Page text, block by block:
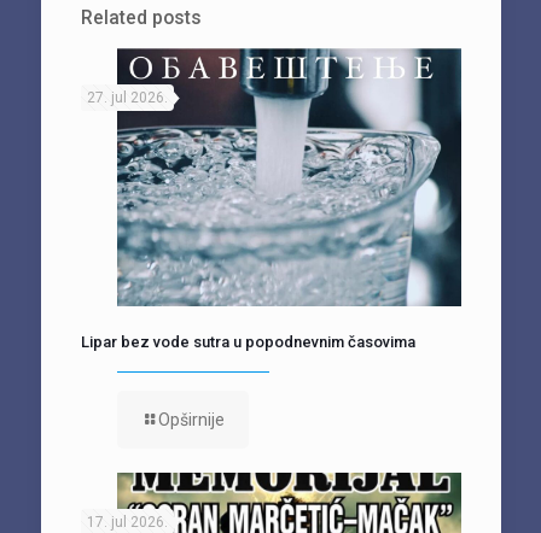
Related posts
27. jul 2026.
Lipar bez vode sutra u popodnevnim časovima
Opširnije
17. jul 2026.